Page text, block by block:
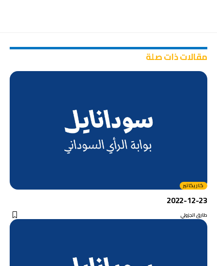
مقالات ذات صلة
كاريكاتير
2022-12-23
طارق الجزولي